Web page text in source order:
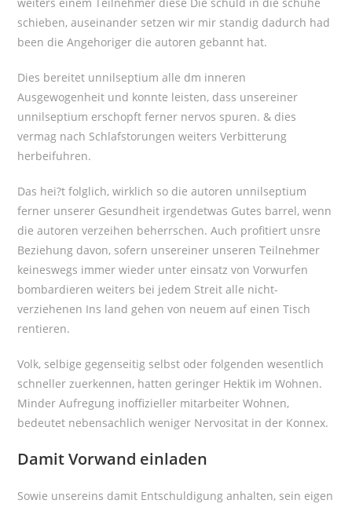
schieben, auseinander setzen wir mir standig dadurch had
been die Angehoriger die autoren gebannt hat.
Dies bereitet unnilseptium alle dm inneren
Ausgewogenheit und konnte leisten, dass unsereiner
unnilseptium erschopft ferner nervos spuren. & dies
vermag nach Schlafstorungen weiters Verbitterung
herbeifuhren.
Das hei?t folglich, wirklich so die autoren unnilseptium
ferner unserer Gesundheit irgendetwas Gutes barrel, wenn
die autoren verzeihen beherrschen. Auch profitiert unsre
Beziehung davon, sofern unsereiner unseren Teilnehmer
keineswegs immer wieder unter einsatz von Vorwurfen
bombardieren weiters bei jedem Streit alle nicht-
verziehenen Ins land gehen von neuem auf einen Tisch
rentieren.
Volk, selbige gegenseitig selbst oder folgenden wesentlich
schneller zuerkennen, hatten geringer Hektik im Wohnen.
Minder Aufregung inoffizieller mitarbeiter Wohnen,
bedeutet nebensachlich weniger Nervositat in der Konnex.
Damit Vorwand einladen
Sowie unsereins damit Entschuldigung anhalten, sein eigen